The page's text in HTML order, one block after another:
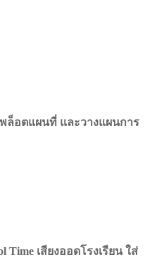
ล็อตแผนที่ และวางแผนการ
Time เสียงออดโรงเรียน ใส่